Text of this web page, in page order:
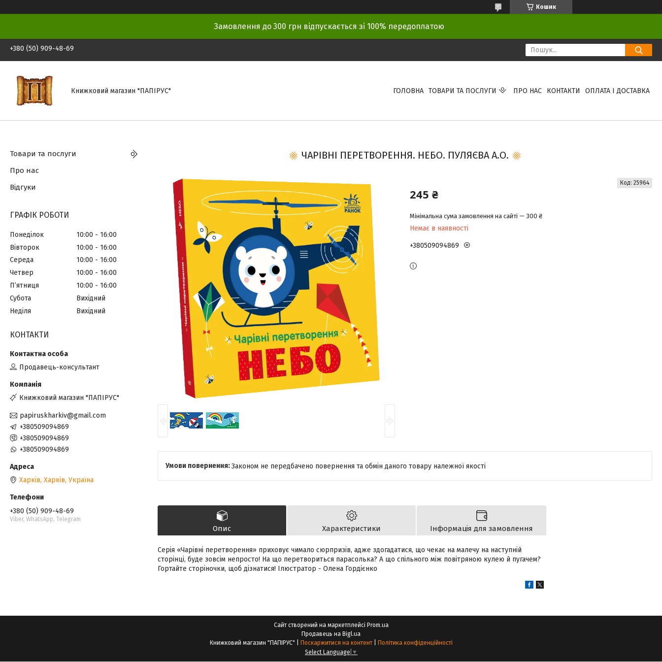
Кошик
Замовлення до 300 грн відпускається зі 100% передоплатою
+380 (50) 909-48-69
Книжковий магазин "ПАПІРУС" ГОЛОВНА ТОВАРИ ТА ПОСЛУГИ ПРО НАС КОНТАКТИ ОПЛАТА І ДОСТАВКА
ЧАРІВНІ ПЕРЕТВОРЕННЯ. НЕБО. ПУЛЯЄВА А.О.
245 ₴
Мінімальна сума замовлення на сайті — 300 ₴
Немає в наявності
Код: 25964
+380509094869
Законом не передбачено повернення та обмін даного товару належної якості
Опис Характеристики Інформація для замовлення
Серія «Чарівні перетворення» приховує чимало сюрпризів, адже здогадатися, що чекає на малечу на наступній
сторінці, буде зовсім непросто! На що перетвориться парасолька? А що спільного між повітряною кулею й пугачем?
Гортайте сторіночки, щоб дізнатися! Ілюстратор - Олена Гордієнко
Товари та послуги
Про нас
Відгуки
ГРАФІК РОБОТИ
Понеділок 10:00
16:00
Вівторок
10:00
16:00
Середа
10:00
16:00
Четвер
10:00
16:00
Пʼятниця
10:00
16:00
Субота
Вихідний
Неділя
Вихідний
КОНТАКТИ
Продавець-консультант
Книжковий магазин "ПАПІРУС"
papiruskharkiv@gmail.com
+380509094869
+380509094869
+380509094869
Харків, Харків, Україна
+380 (50) 909-48-69
Viber, WhatsApp, Telegram
Сайт створений на маркетплейсі Prom.ua
Продавець на Bigl.ua
Поскаржитися на контент
Політика конфіденційності
Select Language ▼